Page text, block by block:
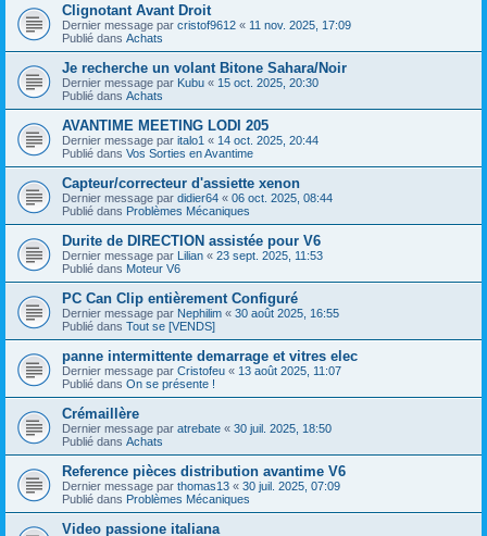
Clignotant Avant Droit
Dernier message par cristof9612 « 11 nov. 2025, 17:09
Publié dans Achats
Je recherche un volant Bitone Sahara/Noir
Dernier message par Kubu « 15 oct. 2025, 20:30
Publié dans Achats
AVANTIME MEETING LODI 205
Dernier message par italo1 « 14 oct. 2025, 20:44
Publié dans Vos Sorties en Avantime
Capteur/correcteur d'assiette xenon
Dernier message par didier64 « 06 oct. 2025, 08:44
Publié dans Problèmes Mécaniques
Durite de DIRECTION assistée pour V6
Dernier message par Lilian « 23 sept. 2025, 11:53
Publié dans Moteur V6
PC Can Clip entièrement Configuré
Dernier message par Nephilim « 30 août 2025, 16:55
Publié dans Tout se [VENDS]
panne intermittente demarrage et vitres elec
Dernier message par Cristofeu « 13 août 2025, 11:07
Publié dans On se présente !
Crémaillère
Dernier message par atrebate « 30 juil. 2025, 18:50
Publié dans Achats
Reference pièces distribution avantime V6
Dernier message par thomas13 « 30 juil. 2025, 07:09
Publié dans Problèmes Mécaniques
Video passione italiana